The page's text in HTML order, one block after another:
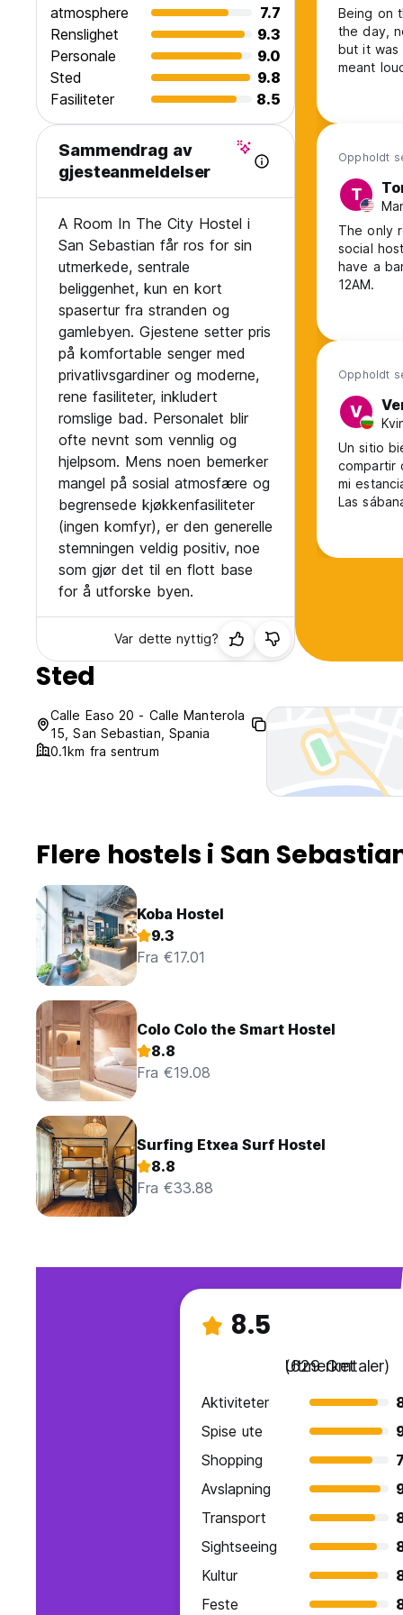
Skatter inkludert.
Frokost er ikke inkludert.
Ingen portforbud.
Ikke røyk.
***Vær oppmerksom på at grunnleggende tomannsrom
atmosphere
7.7
Renslighet
9.3
Personale
9.0
Sted
9.8
Fasiliteter
8.5
Sammendrag av
gjesteanmeldelser
A Room In The City Hostel i
San Sebastian får ros for sin
utmerkede, sentrale
beliggenhet, kun en kort
spasertur fra stranden og
gamlebyen. Gjestene setter pris
på komfortable senger med
privatlivsgardiner og moderne,
rene fasiliteter, inkludert
romslige bad. Personalet blir
ofte nevnt som vennlig og
hjelpsom. Mens noen bemerker
mangel på sosial atmosfære og
begrensede kjøkkenfasiliteter
(ingen komfyr), er den generelle
stemningen veldig positiv, noe
som gjør det til en flott base
for å utforske byen.
Var dette nyttig?
Being on
the day, no air came through with the window wide open. A fan was given
but it was
meant
Hostel
Oppholdt
T
The only
social
have a
12AM.
Oppholdt
V
Un sitio
compartir
mi
Las
Sted
Calle Easo 20 - Calle Manterola
15, San Sebastian, Spania
0.1km fra sentrum
Flere hostels i San
Koba Hostel
9.3
Fra €17.01
Colo Colo the Smart Hostel
8.8
Fra €19.08
Surfing Etxea Surf Hostel
8.8
Fra €33.88
8.5
Utmerket
(629 Omtaler)
Aktiviteter
Spise ute
Shopping
Avslapning
Transport
Sightseeing
Kultur
Feste